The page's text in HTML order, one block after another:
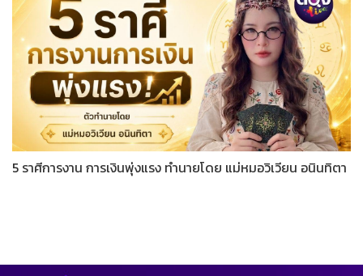
5 ราศีการงาน การเงินพุ่งแรง ทำนายโดย แม่หมอวิเวียน อนินทิตา